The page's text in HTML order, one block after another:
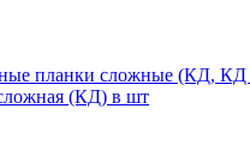
планки сложные (КД,
(КД) в шт